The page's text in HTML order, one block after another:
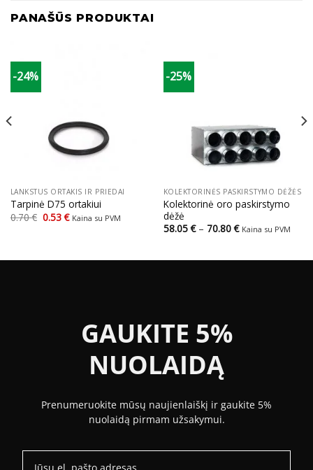
PANAŠŪS PRODUKTAI
-24%
LANKSTUS ORTAKIS IR PRIEDAI
Tarpinė D75 ortakiui
0.70€ Original
price
0.53€Current
price
Kaina su PVM
-25%
KOLEKTORINĖS PASKIRSTYMO DĖŽĖS
Kolektorinė oro paskirstymo
dėžė
58.05€ – 70.80€Price
range:
70.80 €
Kaina su PVM
GAUKITE 5%
NUOLAIDĄ
Prenumeruokite mūsų naujienlaiškį ir gaukite 5%
nuolaidą pirmam užsakymui.